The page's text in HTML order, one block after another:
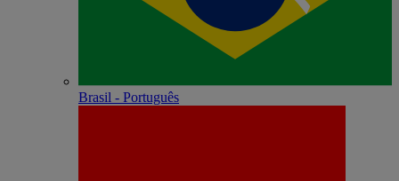
Brasil - Português